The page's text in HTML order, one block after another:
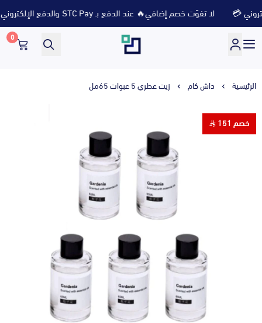
لا تفوّت خصم إضافي🔥 عند الدفع بـ STC Pay والدفع الإلكتروني 💳
متجر ثلاث ارباع
0
الرئيسية داش كام زيت عطري 5 عبوات 65مل
خصم 151